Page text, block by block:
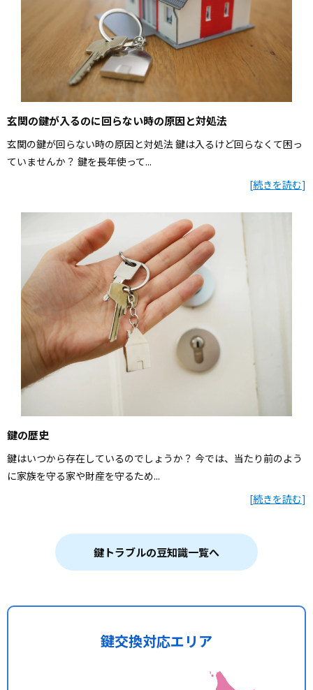
玄関の鍵が入るのに回らない時の原因と対処法
玄関の鍵が回らない時の原因と対処法 鍵は入るけど回らなくて困っ
ていませんか？ 鍵を長年使って...
[続きを読む]
鍵の歴史
鍵はいつから存在しているのでしょうか？ 今では、当たり前のよう
に家族を守る家や財産を守るため...
[続きを読む]
鍵トラブルの豆知識一覧へ
鍵交換対応エリア